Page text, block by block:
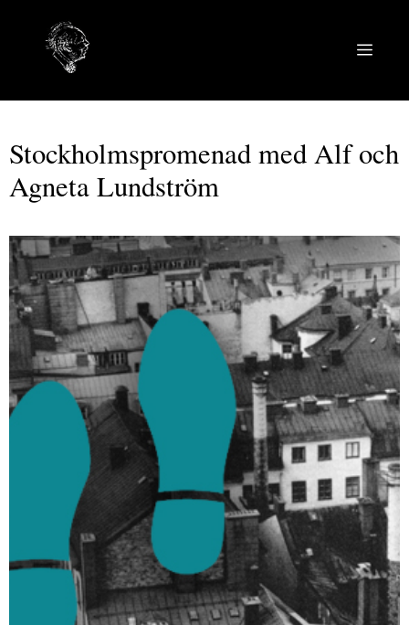
innehåll
Stockholmspromenad med Alf och
Agneta Lundström